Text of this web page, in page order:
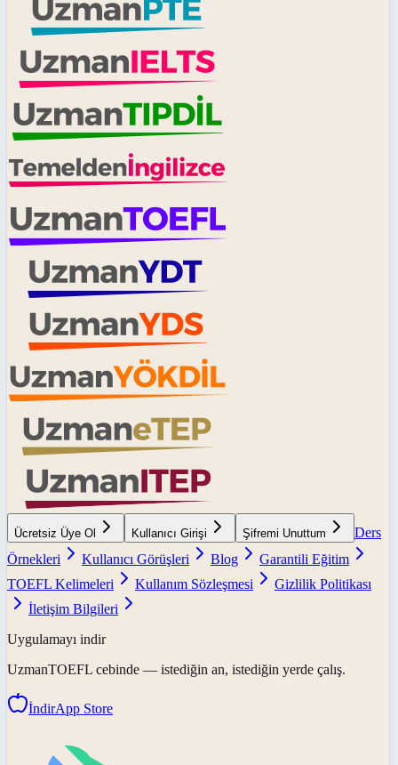
Ücretsiz Üye Ol Kullanıcı Girişi Şifremi Unuttum
Ders
Örnekleri
Kullanıcı Görüşleri Blog
Garantili Eğitim
TOEFL Kelimeleri
Kullanım Sözleşmesi
Gizlilik Politikası
İletişim Bilgileri
Uygulamayı indir
UzmanTOEFL cebinde — istediğin an, istediğin yerde çalış.
İndirApp Store